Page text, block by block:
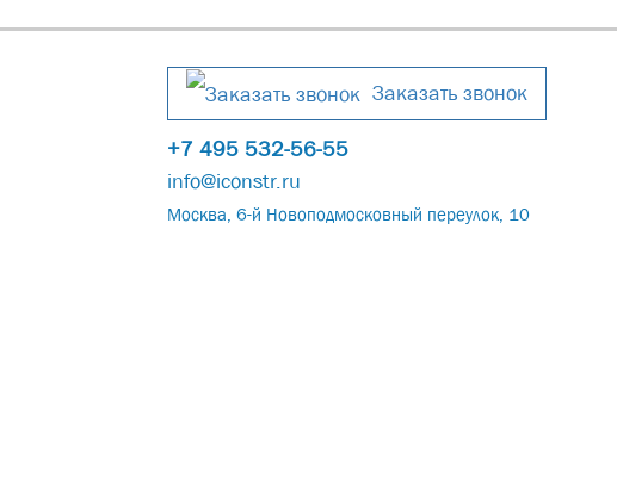
Заказать звонок
+7 495 532-56-55
info@iconstr.ru
Москва, 6-й Новоподмосковный переулок, 10